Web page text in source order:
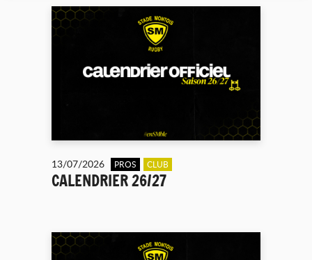
13/07/2026 PROS CLUB
CALENDRIER 26/27